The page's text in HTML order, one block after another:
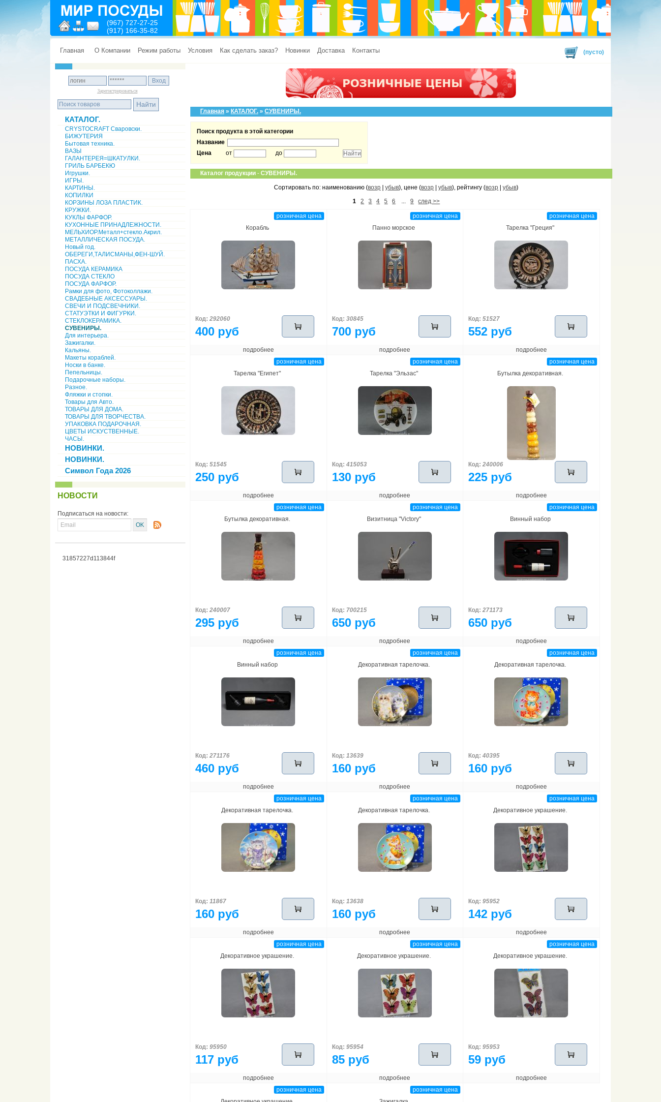
(967) 727-27-25
(917) 166-35-82
Главная О Компании Режим работы Условия Как сделать заказ? Новинки Доставка Контакты (пусто)
Зарегистрироваться
КАТАЛОГ.
CRYSTOCRAFT Сваровски.
БИЖУТЕРИЯ
Бытовая техника.
ВАЗЫ
ГАЛАНТЕРЕЯ=ШКАТУЛКИ.
ГРИЛЬ БАРБЕКЮ
Игрушки.
ИГРЫ.
КАРТИНЫ.
КОПИЛКИ
КОРЗИНЫ ЛОЗА ПЛАСТИК.
КРУЖКИ.
КУКЛЫ ФАРФОР.
КУХОННЫЕ ПРИНАДЛЕЖНОСТИ.
МЕЛЬХИОР.Металл+стекло.Акрил.
МЕТАЛЛИЧЕСКАЯ ПОСУДА.
Новый год.
ОБЕРЕГИ,ТАЛИСМАНЫ,ФЕН-ШУЙ.
ПАСХА.
ПОСУДА КЕРАМИКА
ПОСУДА СТЕКЛО
ПОСУДА ФАРФОР.
Рамки для фото, Фотоколлажи.
СВАДЕБНЫЕ АКСЕССУАРЫ.
СВЕЧИ И ПОДСВЕЧНИКИ.
СТАТУЭТКИ И ФИГУРКИ.
СТЕКЛОКЕРАМИКА.
СУВЕНИРЫ.
Для интерьера.
Зажигалки.
Кальяны.
Макеты кораблей.
Носки в банке.
Пепельницы.
Подарочные наборы.
Разное.
Фляжки и стопки.
Товары для Авто.
ТОВАРЫ ДЛЯ ДОМА.
ТОВАРЫ ДЛЯ ТВОРЧЕСТВА.
УПАКОВКА ПОДАРОЧНАЯ.
ЦВЕТЫ ИСКУСТВЕННЫЕ.
ЧАСЫ.
НОВИНКИ.
НОВИНКИ.
Символ Года 2026
НОВОСТИ
Подписаться на новости:
31857227d113844f
Главная » КАТАЛОГ. » СУВЕНИРЫ.
Поиск продукта в этой категории
Название
Цена
от до
Каталог продукции - СУВЕНИРЫ.
Сортировать по: наименованию (возр |убыв), цене (возр |убыв), рейтингу (возр |убыв)
1
2 3 4 5 6 ...9 след >>
розничная цена
Корабль
Код: 292060
400 руб
подробнее
розничная цена
Панно морское
Код: 30845
700 руб
подробнее
розничная цена
Тарелка "Греция"
Код: 51527
552 руб
подробнее
розничная цена
Тарелка "Египет"
Код: 51545
250 руб
подробнее
розничная цена
Тарелка "Эльзас"
Код: 415053
130 руб
подробнее
розничная цена
Бутылка декоративная.
Код: 240006
225 руб
подробнее
розничная цена
Бутылка декоративная.
Код: 240007
295 руб
подробнее
розничная цена
Визитница "Victory"
Код: 700215
650 руб
подробнее
розничная цена
Винный набор
Код: 271173
650 руб
подробнее
розничная цена
Винный набор
Код: 271176
460 руб
подробнее
розничная цена
Декоративная тарелочка.
Код: 13639
160 руб
подробнее
розничная цена
Декоративная тарелочка.
Код: 40395
160 руб
подробнее
розничная цена
Декоративная тарелочка.
Код: 11867
160 руб
подробнее
розничная цена
Декоративная тарелочка.
Код: 13638
160 руб
подробнее
розничная цена
Декоративное украшение.
Код: 95952
142 руб
подробнее
розничная цена
Декоративное украшение.
Код: 95950
117 руб
подробнее
розничная цена
Декоративное украшение.
Код: 95954
85 руб
подробнее
розничная цена
Декоративное украшение.
Код: 95953
59 руб
подробнее
розничная цена
розничная цена